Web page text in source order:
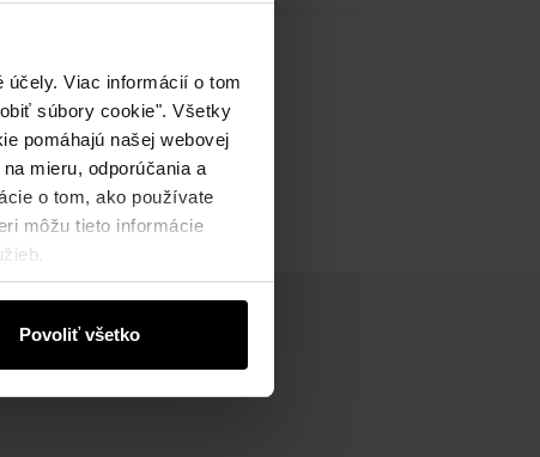
Viac informácií o tom
súbory cookie". Všetky
pomáhajú našej webovej
mieru, odporúčania a
o tom, ako používate
môžu tieto informácie
Povoliť všetko